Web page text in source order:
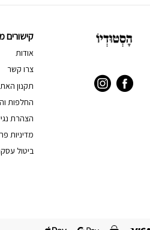
קישורים
אודות
צרו קשר
תקנון
החלפות
הצהרת
מדיניות
ביטול